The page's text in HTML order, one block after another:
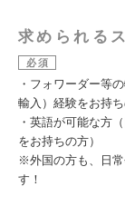
求められる
必須
・フォワーダー等
輸入）経験をお持
・英語が可能な方
をお持ちの方）
※外国の方も、日
す！